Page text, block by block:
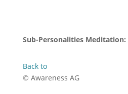
Sub-Personalities Meditation:
Back to
© Awareness AG